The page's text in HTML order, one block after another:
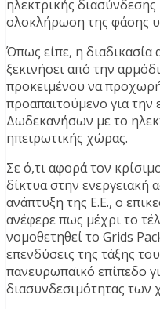
ηλεκτρικής
ολοκλήρωση της φάσης
Όπως είπε, η διαδικασία
ξεκινήσει από την
προκειμένου να
προαπαιτούμενο για
Δωδεκανήσων με το
ηπειρωτικής χώρας.
Σε ό,τι αφορά τον
δίκτυα στην ενεργειακή
ανάπτυξη της Ε.Ε., ο
ανέφερε πως μέχρι το
νομοθετηθεί το Grids
επενδύσεις της τάξης
πανευρωπαϊκό επίπεδο
διασυνδεσιμότητας των